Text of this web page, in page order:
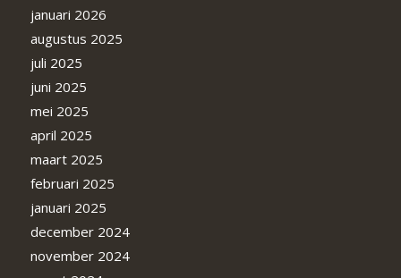
januari 2026
augustus 2025
juli 2025
juni 2025
mei 2025
april 2025
maart 2025
februari 2025
januari 2025
december 2024
november 2024